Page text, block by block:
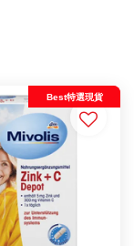
Best特選現貨